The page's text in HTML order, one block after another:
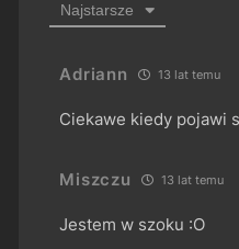
Najstarsze
Adriann 13 lat temu
Ciekawe kiedy pojawi
Miszczu 13 lat temu
Jestem w szoku :O